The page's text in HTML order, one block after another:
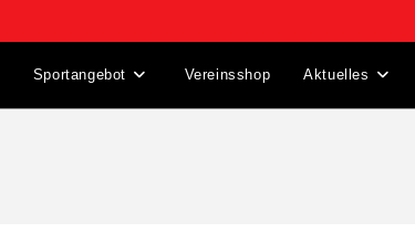
Sportangebot Vereinsshop Aktuelles